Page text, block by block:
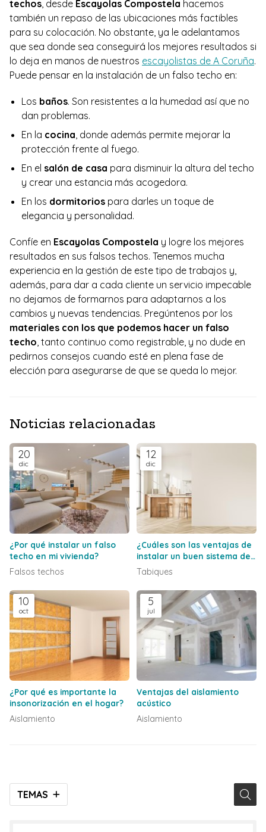
TEMAS
techos, desde Escayolas Compostela hacemos
también un repaso de las ubicaciones más factibles
para su colocación. No obstante, ya le adelantamos
que sea donde sea conseguirá los mejores resultados si
lo deja en manos de nuestros escayolistas de A Coruña.
Puede pensar en la instalación de un falso techo en:
Los baños. Son resistentes a la humedad así que no
dan problemas.
En la cocina, donde además permite mejorar la
protección frente al fuego.
En el salón de casa para disminuir la altura del techo
y crear una estancia más acogedora.
En los dormitorios para darles un toque de
elegancia y personalidad.
Confíe en Escayolas Compostela y logre los mejores
resultados en sus falsos techos. Tenemos mucha
experiencia en la gestión de este tipo de trabajos y,
además, para dar a cada cliente un servicio impecable
no dejamos de formarnos para adaptarnos a los
cambios y nuevas tendencias. Pregúntenos por los
materiales con los que podemos hacer un falso
techo, tanto continuo como registrable, y no dude en
pedirnos consejos cuando esté en plena fase de
elección para asegurarse de que se queda lo mejor.
Noticias relacionadas
20
dic
¿Por qué instalar un falso
techo en mi vivienda?
Falsos techos
12
dic
¿Cuáles son las ventajas de
instalar un buen sistema de
tabiquería?
Tabiques
10
oct
¿Por qué es importante la
insonorización en el hogar?
Aislamiento
5
jul
Ventajas del aislamiento
acústico
Aislamiento